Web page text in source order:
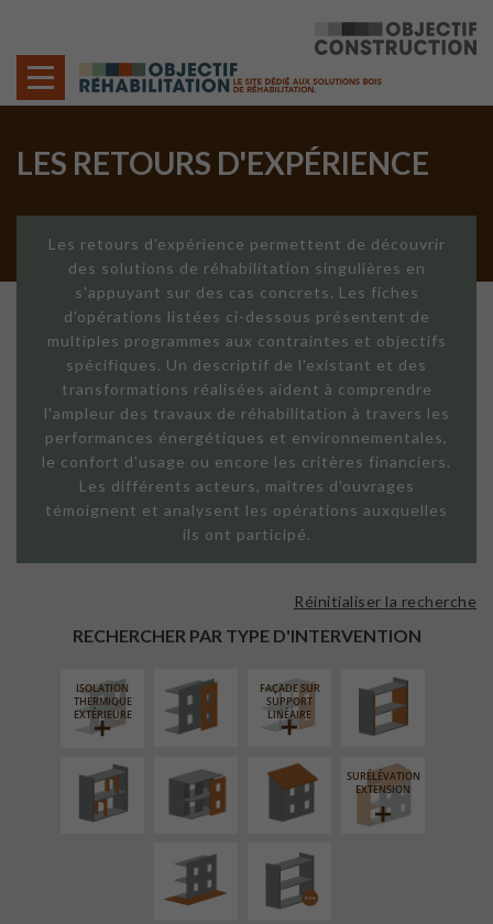
LES RETOURS D'EXPÉRIENCE
Les retours d'expérience permettent de découvrir
des solutions de réhabilitation singulières en
s'appuyant sur des cas concrets. Les fiches
d'opérations listées ci-dessous présentent de
multiples programmes aux contraintes et objectifs
spécifiques. Un descriptif de l'existant et des
transformations réalisées aident à comprendre
l'ampleur des travaux de réhabilitation à travers les
performances énergétiques et environnementales,
le confort d'usage ou encore les critères financiers.
Les différents acteurs, maîtres d'ouvrages
témoignent et analysent les opérations auxquelles
ils ont participé.
RECHERCHER PAR TYPE D'INTERVENTION
Réinitialiser la recherche
ISOLATION
THERMIQUE
EXTÉRIEURE
FAÇADE SUR
SUPPORT
LINÉAIRE
ISOLATION
INTÉRIEURE
RÉAMÉNAGEMENT
INTÉRIEUR
FERMETURE
LOGGIAS
RÉFECTION DES
TOITURES
SURÉLÉVATION
EXTENSION
AMÉNAGEMENT
EXTÉRIEUR
PROCÉDÉ
PARTICULIER